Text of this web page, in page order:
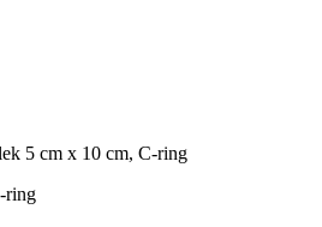
5 cm x 10 cm, C-ring